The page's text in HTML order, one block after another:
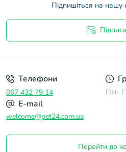
Підпишіться на нашу
Телефони
067 432 79 14 ПН-
E-mail
welcome@pet24.com.ua
Перейти до